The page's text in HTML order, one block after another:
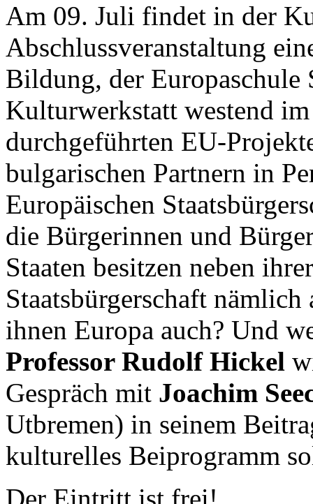
Am 09. Juli findet in der
Abschlussveranstaltung
Bildung, der Europaschule
Kulturwerkstatt westend
durchgeführten EU-
bulgarischen Partnern in
Europäischen
die Bürgerinnen und
Staaten besitzen neben
Staatsbürgerschaft
ihnen Europa auch? Und
Professor Rudolf Hickel
Gespräch mit Joachim
Utbremen) in seinem
kulturelles Beiprogramm